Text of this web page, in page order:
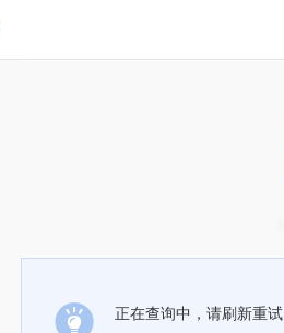
正在查询中，请刷新重试